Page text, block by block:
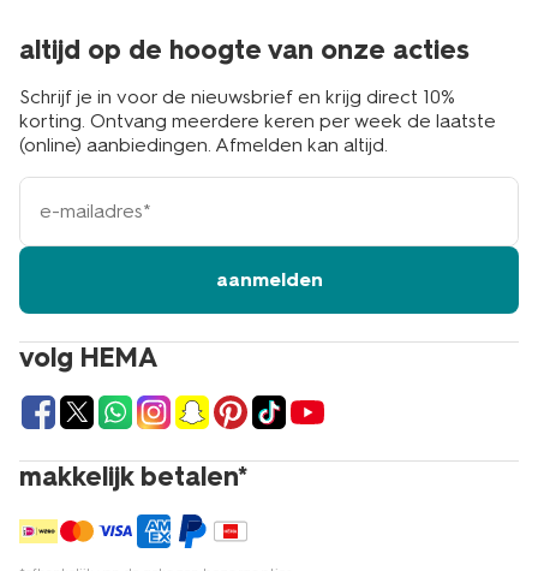
volg HEMA
makkelijk betalen*
altijd op de hoogte van onze acties
Schrijf je in voor de nieuwsbrief en krijg direct 10%
korting. Ontvang meerdere keren per week de laatste
(online) aanbiedingen. Afmelden kan altijd.
e-
mailadres
aanmelden